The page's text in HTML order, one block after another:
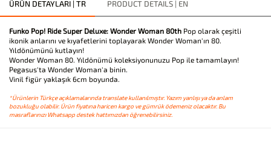
ÜRÜN DETAYLARI | TR PRODUCT DETAILS | EN
Funko Pop! Ride Super Deluxe: Wonder Woman 80th Pop olarak çeşitli
ikonik anlarını ve kıyafetlerini toplayarak Wonder Woman'ın 80.
Yıldönümünü kutlayın!
Wonder Woman 80. Yıldönümü koleksiyonunuzu Pop ile tamamlayın!
Pegasus'ta Wonder Woman'a binin.
Vinil figür yaklaşık 6cm boyunda.
*Ürünlerin Türkçe açıklamalarında translate kullanılmıştır. Yazım yanlışı ya da anlam
bozukluğu olabilir. Ürün fiyatına haricen kargo ve gümrük ödemeniz olacaktır. Bu
masraflarınızı Whatsapp destek hattımızdan öğrenebilirsiniz.